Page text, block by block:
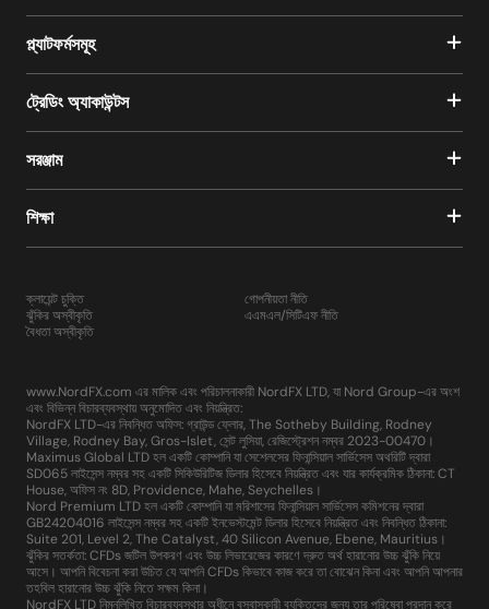
প্ল্যাটফর্মসমূহ
ট্রেডিং অ্যাকাউন্টস
সরঞ্জাম
শিক্ষা
ক্লায়েন্ট চুক্তি
ঝুঁকির অস্বীকৃতি
বৈধতা অস্বীকৃতি
গোপনীয়তা নীতি
এএমএল/সিটিএফ নীতি
www.NordFX.com এর মালিক এবং পরিচালনাকারী NordFX LTD, যা Nord Group-এর অংশ
এবং বিভিন্ন বিচারব্যবস্থায় অনুমোদিত এবং নিয়ন্ত্রিত:
NordFX LTD-এর নিবন্ধিত অফিস: গ্রাউন্ড ফ্লোর, The Sotheby Building, Rodney
Village, Rodney Bay, Gros-Islet, সেন্ট লুসিয়া, রেজিস্ট্রেশন নম্বর 2023-00470।
Maximus Global LTD হল একটি কোম্পানি যা সেশেলসের ফিনান্সিয়াল সার্ভিসেস অথরিটি দ্বারা
SD065 লাইসেন্স নম্বর সহ একটি সিকিউরিটিজ ডিলার হিসেবে নিয়ন্ত্রিত এবং যার কার্যক্রমিক ঠিকানা: CT
House, অফিস নং 8D, Providence, Mahe, Seychelles।
Nord Premium LTD হল একটি কোম্পানি যা মরিশাসের ফিনান্সিয়াল সার্ভিসেস কমিশনের দ্বারা
GB24204016 লাইসেন্স নম্বর সহ একটি ইনভেস্টমেন্ট ডিলার হিসেবে নিয়ন্ত্রিত এবং নিবন্ধিত ঠিকানা:
Suite 201, Level 2, The Catalyst, 40 Silicon Avenue, Ebene, Mauritius।
ঝুঁকির সতর্কতা: CFDs জটিল উপকরণ এবং উচ্চ লিভারেজের কারণে দ্রুত অর্থ হারানোর উচ্চ ঝুঁকি নিয়ে
আসে। আপনি বিবেচনা করা উচিত যে আপনি CFDs কিভাবে কাজ করে তা বোঝেন কিনা এবং আপনি আপনার
তহবিল হারানোর উচ্চ ঝুঁকি নিতে সক্ষম কিনা।
NordFX LTD নিম্নলিখিত বিচারব্যবস্থার অধীনে বসবাসকারী ব্যক্তিদের জন্য তার পরিষেবা প্রদান করে